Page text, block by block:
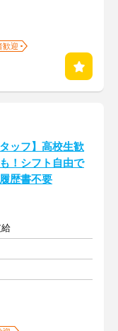
歓迎
ッフ】高校生歓
！シフト自由で
歴書不要